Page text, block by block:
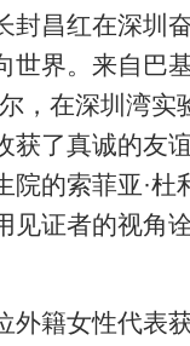
封昌红在深圳
世界。来自巴
，在深圳湾实
获了真诚的友
院的索菲亚·杜
见证者的视角
外籍女性代表